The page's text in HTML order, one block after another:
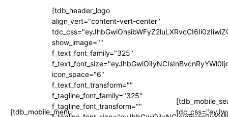
[tdb_mobile_menu
[tdb_header_logo
align_vert="content-vert-center"
show_image=""
f_text_font_family="325"
icon_space="6"
f_text_font_transform=""
f_tagline_font_family="325"
f_tagline_font_transform=""